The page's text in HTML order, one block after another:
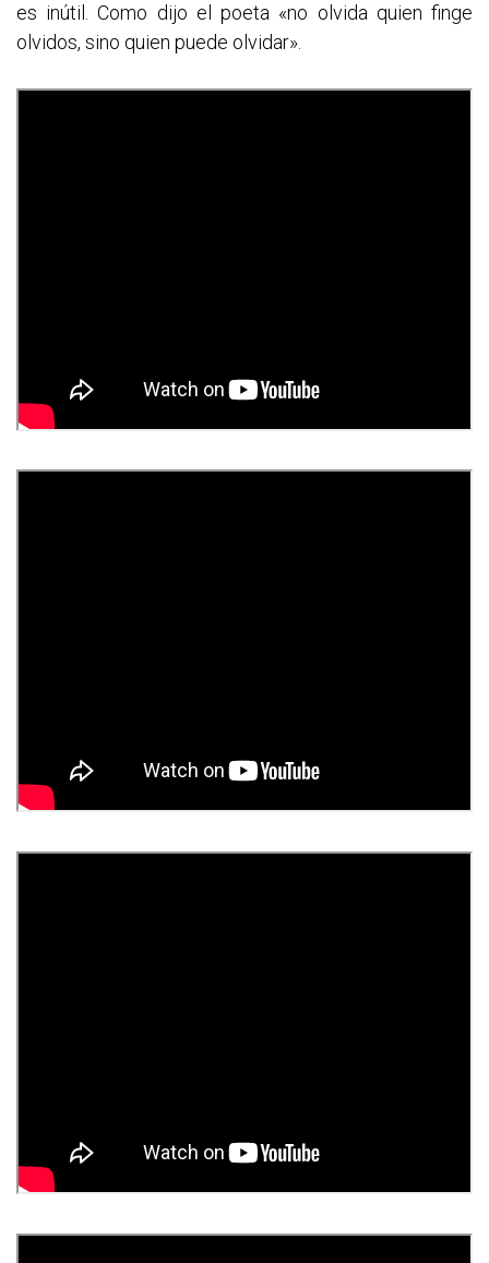
es inútil. Como dijo el poeta «no olvida quien finge
olvidos, sino quien puede olvidar».